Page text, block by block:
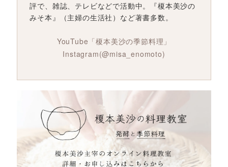
評で、雑誌、テレビなどで活動中。『榎本美沙の
みそ本』（主婦の生活社）など著書多数。
YouTube「榎本美沙の季節料理」
Instagram(@misa_enomoto)